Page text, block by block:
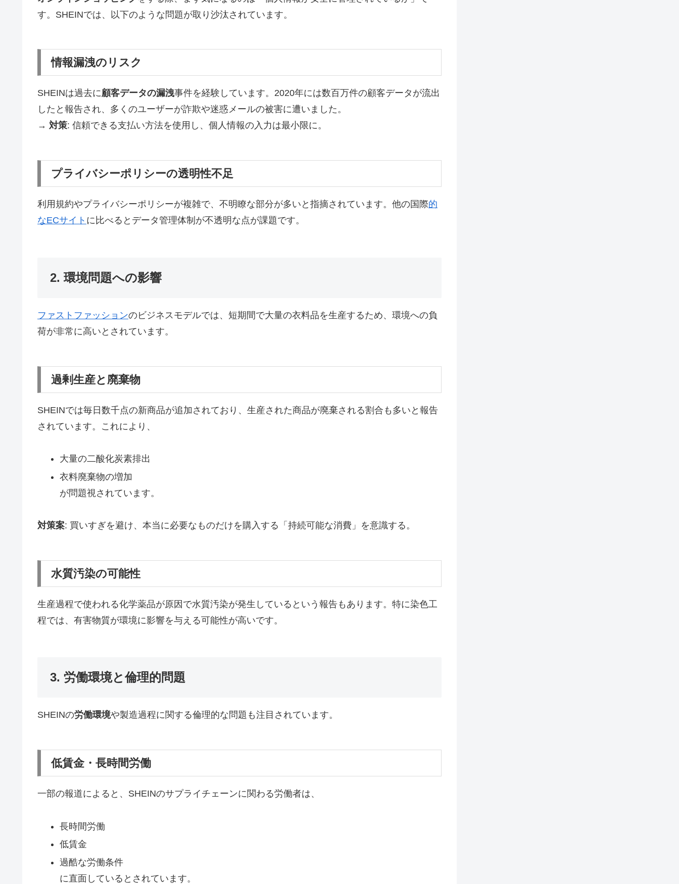
す。SHEINでは、以下のような問題が取り沙汰されています。
情報漏洩のリスク
SHEINは過去に顧客データの漏洩事件を経験しています。2020年には数百万件の顧客データが流出
したと報告され、多くのユーザーが詐欺や迷惑メールの被害に遭いました。
→ 対策: 信頼できる支払い方法を使用し、個人情報の入力は最小限に。
プライバシーポリシーの透明性不足
利用規約やプライバシーポリシーが複雑で、不明瞭な部分が多いと指摘されています。他の国際的
なECサイト に比べるとデータ管理体制が不透明な点が課題です。
2. 環境問題への影響
ファストファッションのビジネスモデルでは、短期間で大量の衣料品を生産するため、環境への負
荷が非常に高いとされています。
過剰生産と廃棄物
SHEINでは毎日数千点の新商品が追加されており、生産された商品が廃棄される割合も多いと報告
されています。これにより、
大量の二酸化炭素排出
衣料廃棄物の増加
が問題視されています。
対策案: 買いすぎを避け、本当に必要なものだけを購入する「持続可能な消費」を意識する。
水質汚染の可能性
生産過程で使われる化学薬品が原因で水質汚染が発生しているという報告もあります。特に染色工
程では、有害物質が環境に影響を与える可能性が高いです。
3. 労働環境と倫理的問題
SHEINの労働環境や製造過程に関する倫理的な問題も注目されています。
低賃金・長時間労働
一部の報道によると、SHEINのサプライチェーンに関わる労働者は、
長時間労働
低賃金
過酷な労働条件
に直面しているとされています。